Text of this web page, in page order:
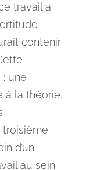
travail a
contenir
une
à la théorie,
d’un
au sein